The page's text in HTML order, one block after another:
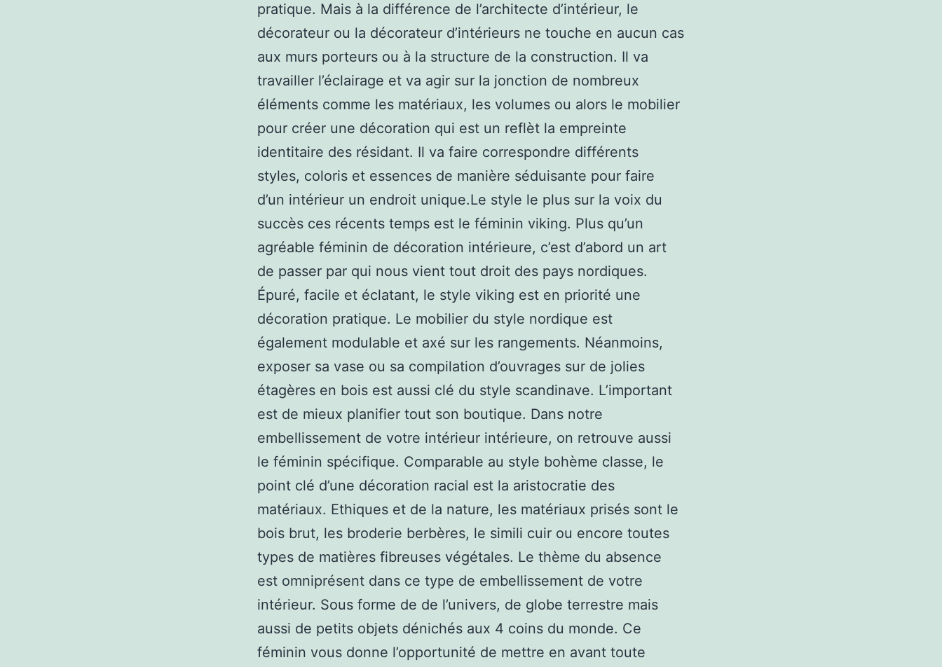
pratique. Mais à la différence de l’architecte d’intérieur, le
décorateur ou la décorateur d’intérieurs ne touche en aucun cas
aux murs porteurs ou à la structure de la construction. Il va
travailler l’éclairage et va agir sur la jonction de nombreux
éléments comme les matériaux, les volumes ou alors le mobilier
pour créer une décoration qui est un reflèt la empreinte
identitaire des résidant. Il va faire correspondre différents
styles, coloris et essences de manière séduisante pour faire
d’un intérieur un endroit unique.Le style le plus sur la voix du
succès ces récents temps est le féminin viking. Plus qu’un
agréable féminin de décoration intérieure, c’est d’abord un art
de passer par qui nous vient tout droit des pays nordiques.
Épuré, facile et éclatant, le style viking est en priorité une
décoration pratique. Le mobilier du style nordique est
également modulable et axé sur les rangements. Néanmoins,
exposer sa vase ou sa compilation d’ouvrages sur de jolies
étagères en bois est aussi clé du style scandinave. L’important
est de mieux planifier tout son boutique. Dans notre
embellissement de votre intérieur intérieure, on retrouve aussi
le féminin spécifique. Comparable au style bohème classe, le
point clé d’une décoration racial est la aristocratie des
matériaux. Ethiques et de la nature, les matériaux prisés sont le
bois brut, les broderie berbères, le simili cuir ou encore toutes
types de matières fibreuses végétales. Le thème du absence
est omniprésent dans ce type de embellissement de votre
intérieur. Sous forme de de l’univers, de globe terrestre mais
aussi de petits objets dénichés aux 4 coins du monde. Ce
féminin vous donne l’opportunité de mettre en avant toute